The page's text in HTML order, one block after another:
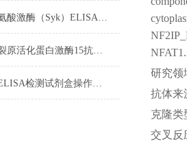
人脾脏酪氨酸激酶（Syk）ELISA免费代测试剂盒​标本要求
磷酸化丝裂原活化蛋白激酶15抗体​制备过程
鹅丙二醛ELISA检测试剂盒操作步骤
NFAT1.
研究领
抗体来
克隆类
交叉反